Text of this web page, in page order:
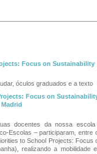
Focus on Sustainability
Focus on
docentes da nossa
Escolas – participaram, entre
to School Projects: Focus
realizando a mobilidade